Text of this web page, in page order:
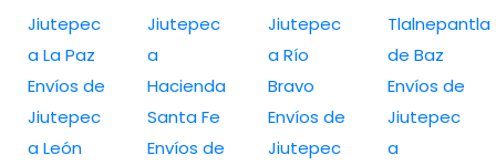
Jiutepec
a La Paz
Envíos de
Jiutepec
a León
Jiutepec
a
Hacienda
Santa Fe
Envíos de
Jiutepec
a Río
Bravo
Envíos de
Jiutepec
Tlalnepantla
de Baz
Envíos de
Jiutepec
a